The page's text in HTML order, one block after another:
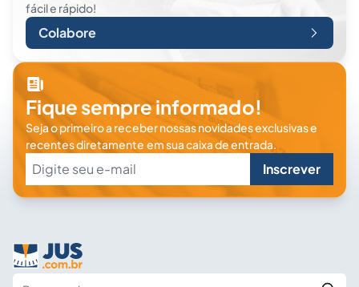
fácil e rápido!
Colabore
Fique sempre informado!
Seja o primeiro a receber nossas novidades exclusivas e
recentes diretamente em sua caixa de entrada.
Inscrever